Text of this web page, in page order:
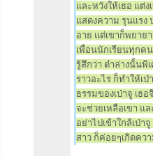
และหวังให้เธอ แต่
แสดงความ รุนแรง
อาย แต่เขาก็พยาย
เพื่อนนักเรียนทุกค
รู้สึกว่า ต๋าล่างนั้นพิ
ราวอะไร ก็ทำให้เ
ธรรมของเป่าจู เธ
จะช่วยเหลือเขา แ
อย่าไปเข้าใกล้เป่
สาว ก็ค่อยๆเกิดคว